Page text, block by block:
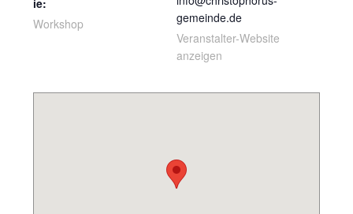
ie:
Workshop
gemeinde.de
Veranstalter-Website
anzeigen